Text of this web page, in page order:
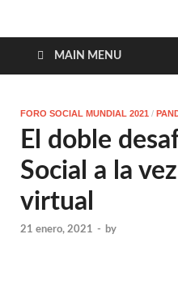
MAIN MENU
FORO SOCIAL MUNDIAL 2021 /
El doble
Social a la
virtual
21 enero, 2021 - by